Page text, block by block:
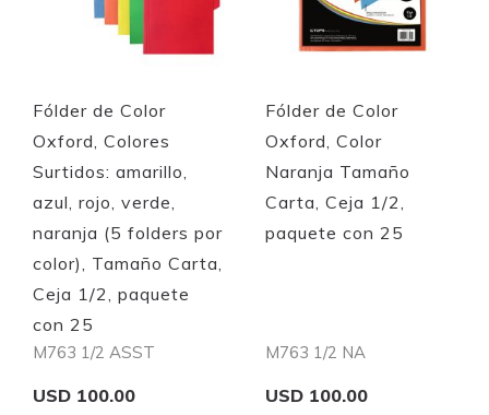
Fólder de Color
Oxford, Colores
Surtidos: amarillo,
azul, rojo, verde,
naranja (5 folders por
color), Tamaño Carta,
Ceja 1/2, paquete
con 25
M763 1/2 ASST
USD 100.00
Fólder de Color
Oxford, Color
Naranja Tamaño
Carta, Ceja 1/2,
paquete con 25
M763 1/2 NA
USD 100.00